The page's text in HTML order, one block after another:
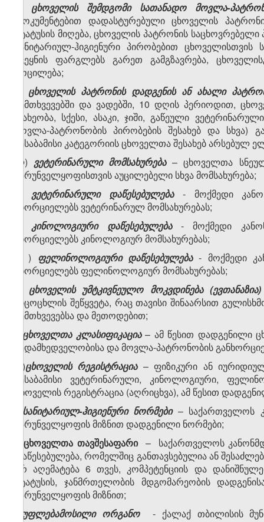
ცხოველის შემდგომი სათანადო მოვლა-
დოკუმენტებით დადასტურებული ცხოველის
სტატუსის მიღება, ცხოველის პატრონის
სანიტარიულ-ჰიგიენური პირობებით
ქვეყნის ფარგლებს გარეთ გამგზავრება,
მოცილება;
ცხოველის პატრონის დადგენის ან ახალი
შემთხვევებში და ვადებში, 10 დღის პერიოდით,
(სახეობა, სქესი, ასაკი, ჯიში, გაწეული
მოვლა-პატრონობის პირობების შესახებ და
შესაბამისი კატეგორიის ცხოველთა შესახებ
ლ) ვეტერინარული მომსახურება– ცხოველთა
უზრუნველყოფისთვის აუცილებელი სხვა მომსახურება;
ვეტერინარული დაწესებულება- მოქმედი
ახორციელებს ვეტერინარულ მომსახურებას;
ნ)კინოლოგიური დაწესებულება- მოქმედი
ახორციელებს კინოლოგიურ მომსახურებას;
) ფელინოლოგიური დაწესებულება - მოქმედი
ახორციელებს ფელინოლოგიურ მომსახურებას;
ცხოველის უმტკივნეულო მოკვდინება
სიცოცხლის შეწყვეტა, რაც თავისი შინაარსით
შემთხვევებსა და მეთოდებით;
ცხოველთა კლასიფიკაცია– ამ წესით დადგენილი
ზედამხედველობისა და მოვლა-პატრონობის
რ)ცხოველის რეგისტრაცია– ფიზიკური ან
შესაბამისი ვეტერინარული, კინოლოგიური,
ცხოველის რეგისტრაცია (აღრიცხვა), ამ წესით
სანიტარიულ-ჰიგიენური ნორმები– საქართველოს
უზრუნველყოფის მიზნით დადგენილი ნორმები;
ცხოველთა თავშესაფარი –
საქართველოს
დაწესებულება, რომელშიც განთავსებულია ან
არ აღემატება 6 თვეს, კომპეტენციის და
სტატუსის, ჯანმრთელობის მდგომარეობის
უზრუნველყოფის მიზნით;
უფლებამოსილი ორგანო
- ქალაქ თბილისის